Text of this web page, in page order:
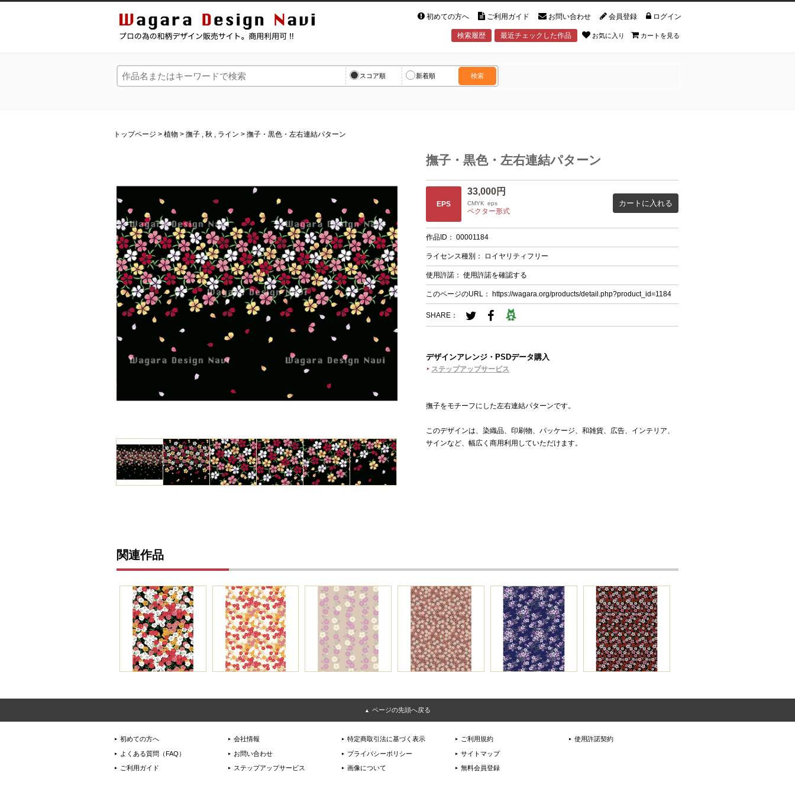
初めての方へ ご利用ガイド お問い合わせ 会員登録 ログイン
検索履歴 最近チェックした作品 お気に入り カートを見る
スコア順 新着順 検索
トップページ > 植物 > 撫子 , 秋 , ライン > 撫子・黒色・左右連結パターン
撫子・黒色・左右連結パターン
EPS
33,000円
CMYK eps
ベクター形式
カートに入れる
作品ID： 00001184
ライセンス種別： ロイヤリティフリー
使用許諾： 使用許諾を確認する
このページのURL： https://wagara.org/products/detail.php?product_id=1184
SHARE：
デザインアレンジ・PSDデータ購入
ステップアップサービス
撫子をモチーフにした左右連結パターンです。
このデザインは、染織品、印刷物、パッケージ、和雑貨、広告、インテリア、
サインなど、幅広く商用利用していただけます。
関連作品
ページの先頭へ戻る
初めての方へ
よくある質問（FAQ）
ご利用ガイド
会社情報
お問い合わせ
ステップアップサービス
特定商取引法に基づく表示
プライバシーポリシー
画像について
ご利用規約
サイトマップ
無料会員登録
使用許諾契約